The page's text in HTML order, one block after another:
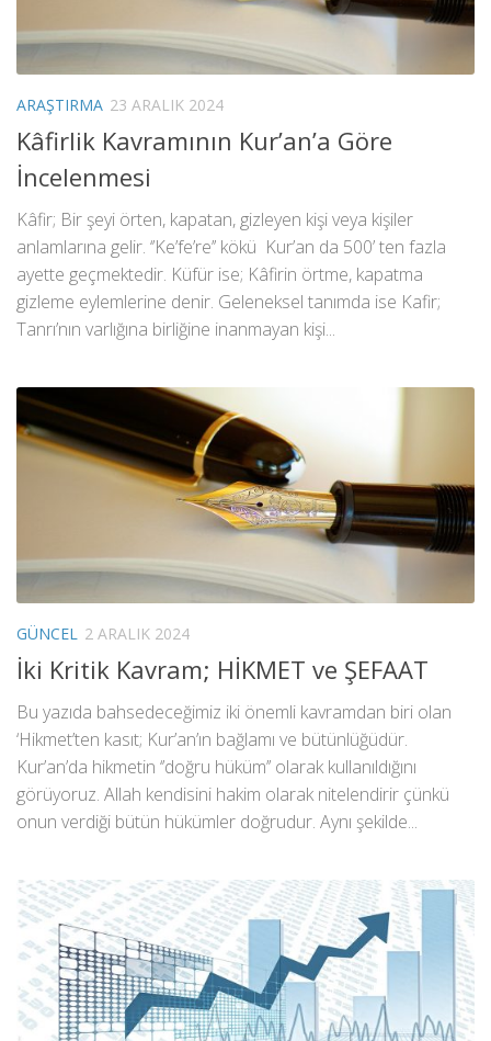
ARAŞTIRMA 23 ARALIK 2024
Kâfirlik Kavramının Kur’an’a Göre
İncelenmesi
Kâfir; Bir şeyi örten, kapatan, gizleyen kişi veya kişiler
anlamlarına gelir. ‘’Ke’fe’re’’ kökü Kur’an da 500’ ten fazla
ayette geçmektedir. Küfür ise; Kâfirin örtme, kapatma
gizleme eylemlerine denir. Geleneksel tanımda ise Kafir;
Tanrı’nın varlığına birliğine inanmayan kişi...
GÜNCEL 2 ARALIK 2024
İki Kritik Kavram; HİKMET ve ŞEFAAT
Bu yazıda bahsedeceğimiz iki önemli kavramdan biri olan
‘Hikmet’ten kasıt; Kur’an’ın bağlamı ve bütünlüğüdür.
Kur’an’da hikmetin ‘’doğru hüküm’’ olarak kullanıldığını
görüyoruz. Allah kendisini hakim olarak nitelendirir çünkü
onun verdiği bütün hükümler doğrudur. Aynı şekilde...